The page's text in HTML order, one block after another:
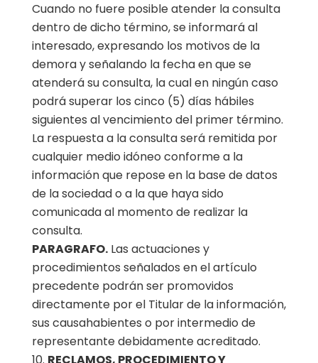
Cuando no fuere posible atender la consulta
dentro de dicho término, se informará al
interesado, expresando los motivos de la
demora y señalando la fecha en que se
atenderá su consulta, la cual en ningún caso
podrá superar los cinco (5) días hábiles
siguientes al vencimiento del primer término.
La respuesta a la consulta será remitida por
cualquier medio idóneo conforme a la
información que repose en la base de datos
de la sociedad o a la que haya sido
comunicada al momento de realizar la
consulta.
PARAGRAFO.Las actuaciones y
procedimientos señalados en el artículo
precedente podrán ser promovidos
directamente por el Titular de la información,
sus causahabientes o por intermedio de
representante debidamente acreditado.